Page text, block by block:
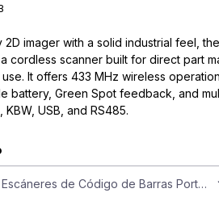
imager with a solid industrial feel,
a cordless scanner built for direct part
It offers 433 MHz wireless
battery, Green Spot feedback, and
USB, and RS485.
Escáneres de Código de Barras